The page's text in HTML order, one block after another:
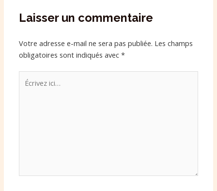
Laisser un commentaire
Votre adresse e-mail ne sera pas publiée. Les champs
obligatoires sont indiqués avec*
ici…